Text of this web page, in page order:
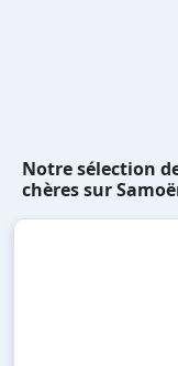
Notre sélection
chères sur